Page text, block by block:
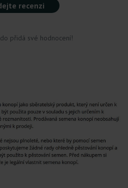
recenzi
přidá své hodnocení!